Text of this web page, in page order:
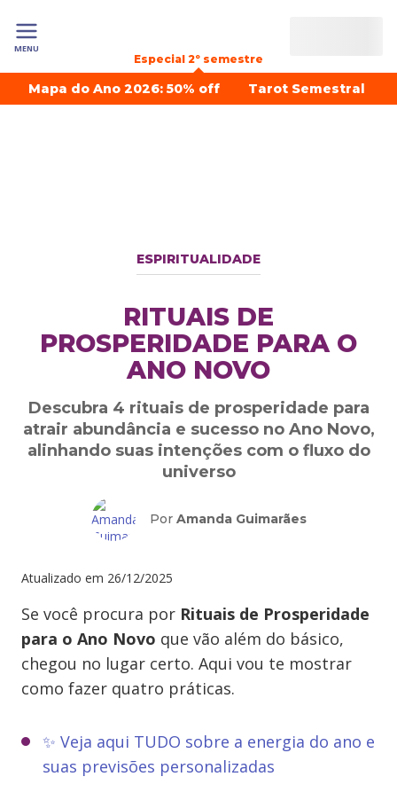
MENU
Especial 2º semestre
Mapa do Ano 2026: 50% off Tarot Semestral
ESPIRITUALIDADE
RITUAIS DE
PROSPERIDADE PARA O
ANO NOVO
Descubra 4 rituais de prosperidade para
atrair abundância e sucesso no Ano Novo,
alinhando suas intenções com o fluxo do
universo
Por Amanda Guimarães
Atualizado em 26/12/2025
Se você procura por Rituais de Prosperidade
para o Ano Novo que vão além do básico,
chegou no lugar certo. Aqui vou te mostrar
como fazer quatro práticas.
✨ Veja aqui TUDO sobre a energia do ano e
suas previsões personalizadas